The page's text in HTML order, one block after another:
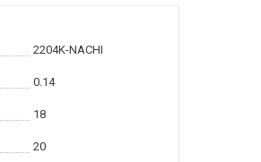
2204K-NACHI
0.14
18
20